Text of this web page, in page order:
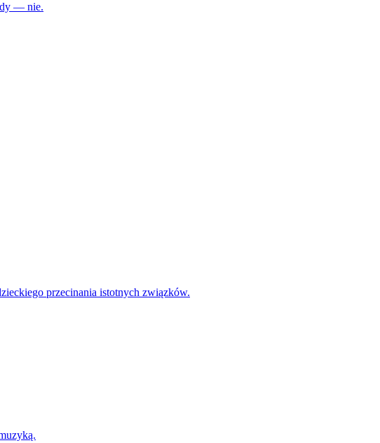
— nie.
przecinania istotnych związków.